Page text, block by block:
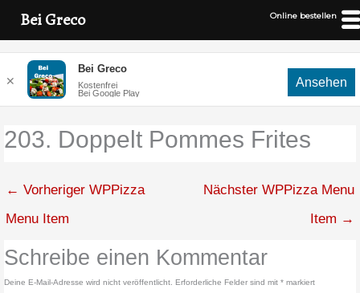
springen
203. Doppelt Pommes Frites
← Vorheriger WPPizza
Menu Item
Nächster WPPizza Menu
Item →
Schreibe einen Kommentar
Deine E-Mail-Adresse wird nicht veröffentlicht. Erforderliche Felder sind mit* markiert
Bei Greco Online bestellen
✕
Bei Greco
Kostenfrei
Bei Google Play
Ansehen